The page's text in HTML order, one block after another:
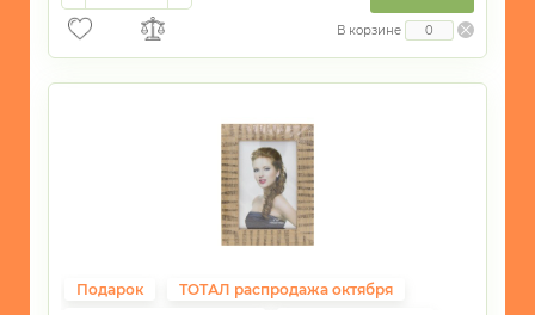
В корзине
Подарок
ТОТАЛ распродажа октября